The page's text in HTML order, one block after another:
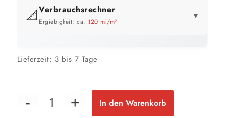
📐Verbrauchsrechner
Ergiebigkeit: ca. 120 ml/m²
▼
1 Anstrich
bis ca.10 m²
2 Anstriche
Lieferzeit: 3 bis 7 Tage
In den Warenkorb